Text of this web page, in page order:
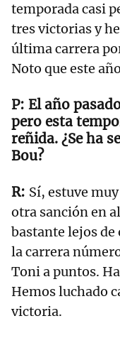
temporada casi
tres victorias y
última carrera
Noto que este
El año
pero esta
reñida. ¿Se ha
Bou?
Sí, estuve
otra sanción en
bastante lejos
la carrera
Toni a puntos.
Hemos luchado
victoria.